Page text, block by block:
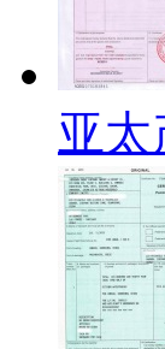
亚太